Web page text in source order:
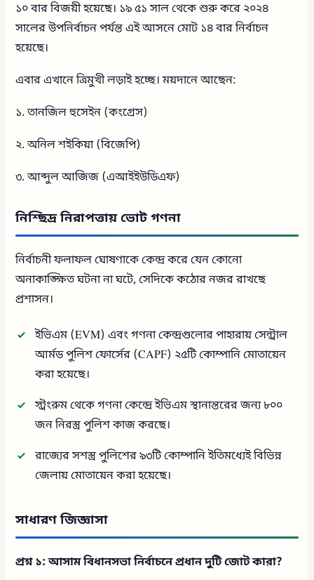
১০ বার বিজয়ী হয়েছে। ১৯ ৫১ সাল থেকে শুরু করে ২০২৪
সালের উপনির্বাচন পর্যন্ত এই আসনে মোট ১৪ বার নির্বাচন
হয়েছে।
এবার এখানে ত্রিমুখী লড়াই হচ্ছে। ময়দানে আছেন:
১. তানজিল হুসেইন (কংগ্রেস)
২. অনিল শইকিয়া (বিজেপি)
৩. আব্দুল আজিজ (এআইইউডিএফ)
নিশ্ছিদ্র নিরাপত্তায় ভোট গণনা
নির্বাচনী ফলাফল ঘোষণাকে কেন্দ্র করে যেন কোনো
অনাকাঙ্ক্ষিত ঘটনা না ঘটে, সেদিকে কঠোর নজর রাখছে
প্রশাসন।
ইভিএম (EVM) এবং গণনা কেন্দ্রগুলোর পাহারায় সেন্ট্রাল
আর্মড পুলিশ ফোর্সের (CAPF) ২৫টি কোম্পানি মোতায়েন
করা হয়েছে।
স্ট্রংরুম থেকে গণনা কেন্দ্রে ইভিএম স্থানান্তরের জন্য ৮০০
জন নিরস্ত্র পুলিশ কাজ করছে।
রাজ্যের সশস্ত্র পুলিশের ৯৩টি কোম্পানি ইতিমধ্যেই বিভিন্ন
জেলায় মোতায়েন করা হয়েছে।
সাধারণ জিজ্ঞাসা
প্রশ্ন ১: আসাম বিধানসভা নির্বাচনে প্রধান দুটি জোট কারা?